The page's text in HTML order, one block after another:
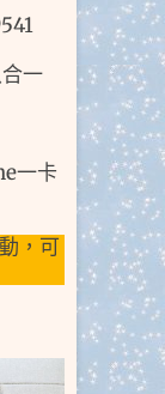
一
一卡
，可